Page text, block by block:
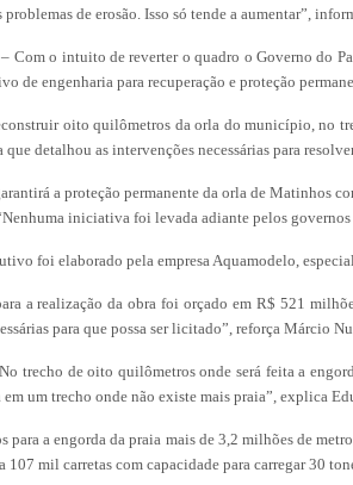
problemas de erosão. Isso só tende a aumentar”,
– Com o intuito de reverter o quadro o Governo do
de engenharia para recuperação e proteção
oito quilômetros da orla do município, no
que detalhou as intervenções necessárias para
a proteção permanente da orla de Matinhos
iniciativa foi levada adiante pelos
foi elaborado pela empresa Aquamodelo,
a realização da obra foi orçado em R$ 521
para que possa ser licitado”, reforça Márcio
trecho de oito quilômetros onde será feita a
em um trecho onde não existe mais praia”, explica
para a engorda da praia mais de 3,2 milhões de
107 mil carretas com capacidade para carregar 30